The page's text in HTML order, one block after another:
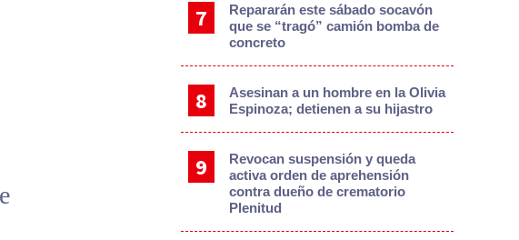
Repararán este sábado socavón
que se “tragó” camión bomba de
concreto
Asesinan a un hombre en la Olivia
Espinoza; detienen a su hijastro
Revocan suspensión y queda
activa orden de aprehensión
contra dueño de crematorio
Plenitud